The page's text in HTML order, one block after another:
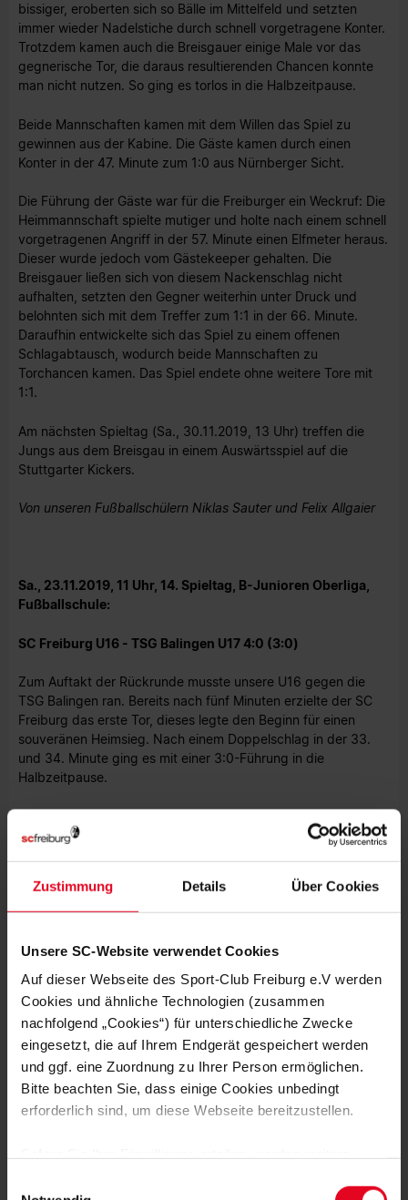
Zustimmung Details Über Cookies
Unsere SC-Website verwendet Cookies
Auf dieser Webseite des Sport-Club Freiburg e.V werden
Cookies und ähnliche Technologien (zusammen
nachfolgend „Cookies“) für unterschiedliche Zwecke
eingesetzt, die auf Ihrem Endgerät gespeichert werden
und ggf. eine Zuordnung zu Ihrer Person ermöglichen.
Bitte beachten Sie, dass einige Cookies unbedingt
erforderlich sind, um diese Webseite bereitzustellen.
bissiger, eroberten sich so Bälle im Mittelfeld und setzten
immer wieder Nadelstiche durch schnell vorgetragene Konter.
Trotzdem kamen auch die Breisgauer einige Male vor das
gegnerische Tor, die daraus resultierenden Chancen konnte
man nicht nutzen. So ging es torlos in die Halbzeitpause.
Beide Mannschaften kamen mit dem Willen das Spiel zu
gewinnen aus der Kabine. Die Gäste kamen durch einen
Konter in der 47. Minute zum 1:0 aus Nürnberger Sicht.
Die Führung der Gäste war für die Freiburger ein Weckruf: Die
Heimmannschaft spielte mutiger und holte nach einem schnell
vorgetragenen Angriff in der 57. Minute einen Elfmeter heraus.
Dieser wurde jedoch vom Gästekeeper gehalten. Die
Breisgauer ließen sich von diesem Nackenschlag nicht
aufhalten, setzten den Gegner weiterhin unter Druck und
belohnten sich mit dem Treffer zum 1:1 in der 66. Minute.
Daraufhin entwickelte sich das Spiel zu einem offenen
Schlagabtausch, wodurch beide Mannschaften zu
Torchancen kamen. Das Spiel endete ohne weitere Tore mit
1:1.
Am nächsten Spieltag (Sa., 30.11.2019, 13 Uhr) treffen die
Jungs aus dem Breisgau in einem Auswärtsspiel auf die
Stuttgarter Kickers.
Von unseren Fußballschülern Niklas Sauter und Felix Allgaier
Sa., 23.11.2019, 11 Uhr, 14. Spieltag, B-Junioren Oberliga,
Fußballschule:
SC Freiburg U16 - TSG Balingen U17 4:0 (3:0)
Zum Auftakt der Rückrunde musste unsere U16 gegen die
TSG Balingen ran. Bereits nach fünf Minuten erzielte der SC
Freiburg das erste Tor, dieses legte den Beginn für einen
souveränen Heimsieg. Nach einem Doppelschlag in der 33.
und 34. Minute ging es mit einer 3:0-Führung in die
Halbzeitpause.
anbrennen und setzten mit dem 4:0 in der 77. Minuten den
In der kommenden Woche hat die U16 spielfrei, bevor es zum
Abschluss des Jahres am Samstag, den 07.12.2019 um 14 Uhr
heimischen Möslestadion kommt.
Von unserem Fußballschüler Malte Brüning
Sa., 23.11.2019, 14 Uhr, 10. Spieltag, B-Juniorinnen
Bundesliga Süd, Sportplatz Alberweiler:
Die U17-Juniorinnen des Sport-Club haben am Samstag das